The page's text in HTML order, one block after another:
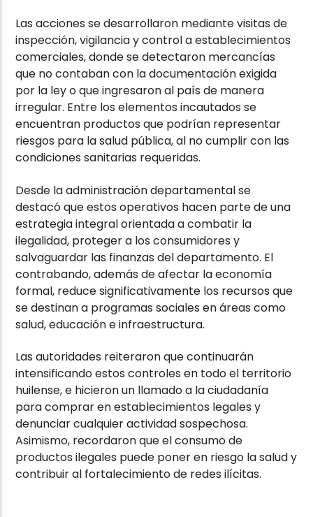
Las acciones se desarrollaron mediante visitas de
inspección, vigilancia y control a establecimientos
comerciales, donde se detectaron mercancías
que no contaban con la documentación exigida
por la ley o que ingresaron al país de manera
irregular. Entre los elementos incautados se
encuentran productos que podrían representar
riesgos para la salud pública, al no cumplir con las
condiciones sanitarias requeridas.
Desde la administración departamental se
destacó que estos operativos hacen parte de una
estrategia integral orientada a combatir la
ilegalidad, proteger a los consumidores y
salvaguardar las finanzas del departamento. El
contrabando, además de afectar la economía
formal, reduce significativamente los recursos que
se destinan a programas sociales en áreas como
salud, educación e infraestructura.
Las autoridades reiteraron que continuarán
intensificando estos controles en todo el territorio
huilense, e hicieron un llamado a la ciudadanía
para comprar en establecimientos legales y
denunciar cualquier actividad sospechosa.
Asimismo, recordaron que el consumo de
productos ilegales puede poner en riesgo la salud y
contribuir al fortalecimiento de redes ilícitas.